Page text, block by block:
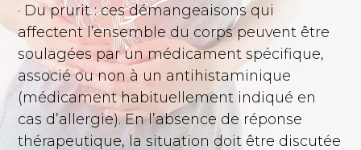
· Du prurit : ces démangeaisons qui
affectent l’ensemble du corps peuvent être
soulagées par un médicament spécifique,
associé ou non à un antihistaminique
(médicament habituellement indiqué en
cas d’allergie). En l’absence de réponse
thérapeutique, la situation doit être discutée